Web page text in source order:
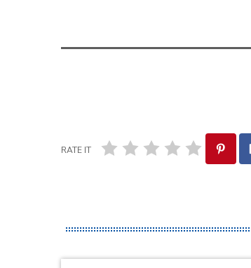
RATE IT